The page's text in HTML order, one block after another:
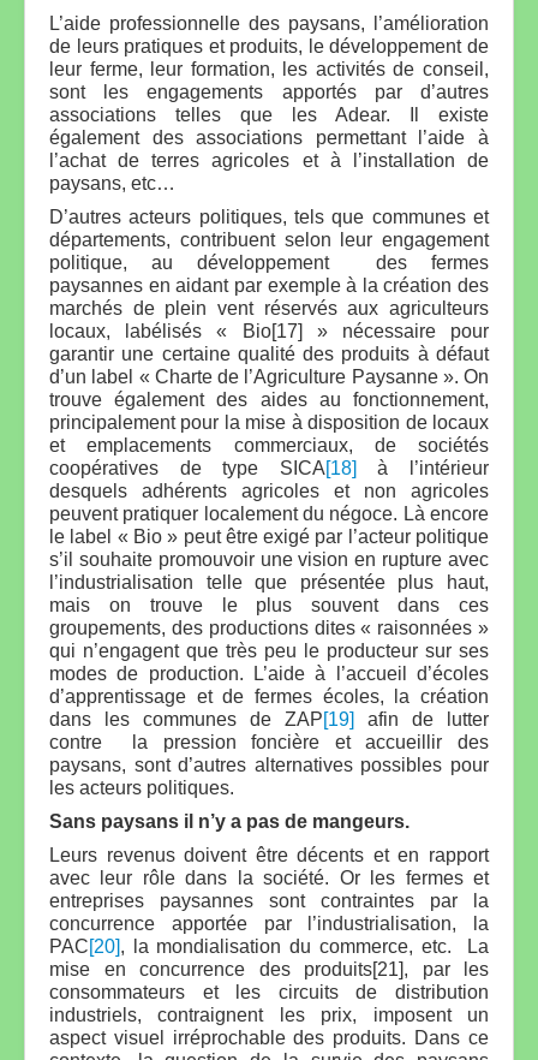
L’aide professionnelle des paysans, l’amélioration
de leurs pratiques et produits, le développement de
leur ferme, leur formation, les activités de conseil,
sont les engagements apportés par d’autres
associations telles que les Adear. Il existe
également des associations permettant l’aide à
l’achat de terres agricoles et à l’installation de
paysans, etc…
D’autres acteurs politiques, tels que communes et
départements, contribuent selon leur engagement
politique, au développement des fermes
paysannes en aidant par exemple à la création des
marchés de plein vent réservés aux agriculteurs
locaux, labélisés « Bio[17] » nécessaire pour
garantir une certaine qualité des produits à défaut
d’un label « Charte de l’Agriculture Paysanne ». On
trouve également des aides au fonctionnement,
principalement pour la mise à disposition de locaux
et emplacements commerciaux, de sociétés
coopératives de type SICA[18]
à l’intérieur
desquels adhérents agricoles et non agricoles
peuvent pratiquer localement du négoce. Là encore
le label « Bio » peut être exigé par l’acteur politique
s’il souhaite promouvoir une vision en rupture avec
l’industrialisation telle que présentée plus haut,
mais on trouve le plus souvent dans ces
groupements, des productions dites « raisonnées »
qui n’engagent que très peu le producteur sur ses
modes de production. L’aide à l’accueil d’écoles
d’apprentissage et de fermes écoles, la création
dans les communes de ZAP[19]
afin de lutter
contre la pression foncière et accueillir des
paysans, sont d’autres alternatives possibles pour
les acteurs politiques.
Sans paysans il n’y a pas de mangeurs.
Leurs revenus doivent être décents et en rapport
avec leur rôle dans la société. Or les fermes et
entreprises paysannes sont contraintes par la
concurrence apportée par l’industrialisation, la
PAC[20], la mondialisation du commerce, etc. La
mise en concurrence des produits[21], par les
consommateurs et les circuits de distribution
industriels, contraignent les prix, imposent un
aspect visuel irréprochable des produits. Dans ce